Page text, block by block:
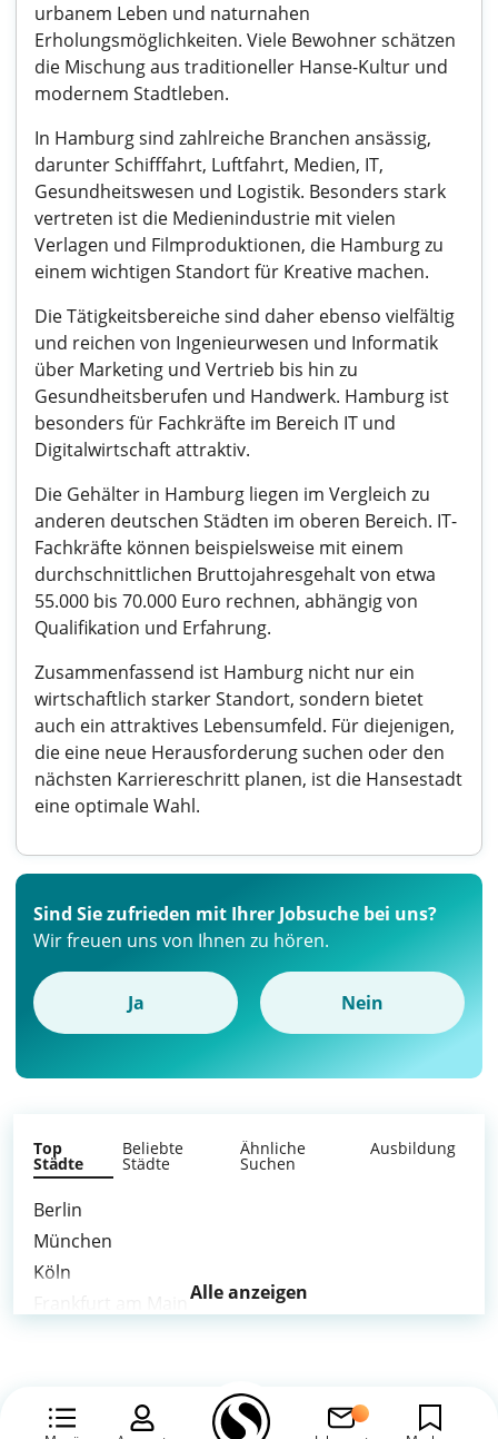
urbanem Leben und naturnahen
Erholungsmöglichkeiten. Viele Bewohner schätzen
die Mischung aus traditioneller Hanse-Kultur und
modernem Stadtleben.
In Hamburg sind zahlreiche Branchen ansässig,
darunter Schifffahrt, Luftfahrt, Medien, IT,
Gesundheitswesen und Logistik. Besonders stark
vertreten ist die Medienindustrie mit vielen
Verlagen und Filmproduktionen, die Hamburg zu
einem wichtigen Standort für Kreative machen.
Die Tätigkeitsbereiche sind daher ebenso vielfältig
und reichen von Ingenieurwesen und Informatik
über Marketing und Vertrieb bis hin zu
Gesundheitsberufen und Handwerk. Hamburg ist
besonders für Fachkräfte im Bereich IT und
Digitalwirtschaft attraktiv.
Die Gehälter in Hamburg liegen im Vergleich zu
anderen deutschen Städten im oberen Bereich. IT-
Fachkräfte können beispielsweise mit einem
durchschnittlichen Bruttojahresgehalt von etwa
55.000 bis 70.000 Euro rechnen, abhängig von
Qualifikation und Erfahrung.
Zusammenfassend ist Hamburg nicht nur ein
wirtschaftlich starker Standort, sondern bietet
auch ein attraktives Lebensumfeld. Für diejenigen,
die eine neue Herausforderung suchen oder den
nächsten Karriereschritt planen, ist die Hansestadt
eine optimale Wahl.
Sind Sie zufrieden mit Ihrer Jobsuche bei uns?
Wir freuen uns von Ihnen zu hören.
Ja Nein
Top
Städte
Beliebte
Städte
Ähnliche
Suchen
Ausbildung
Berlin
München
Köln
Essen
Alle anzeigen